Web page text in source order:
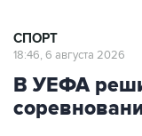
СПОРТ
18:46, 6 августа 2026
В УЕФА